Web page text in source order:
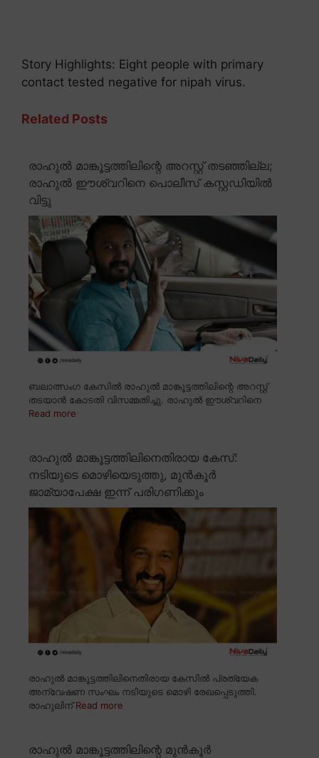
Story Highlights: Eight people with primary
contact tested negative for nipah virus.
Related Posts
രാഹുൽ മാങ്കൂട്ടത്തിലിന്റെ അറസ്റ്റ് തടഞ്ഞില്ല;
രാഹുൽ ഈശ്വറിനെ പൊലീസ് കസ്റ്റഡിയിൽ
വിട്ടു
ബലാത്സംഗ കേസിൽ രാഹുൽ മാങ്കൂട്ടത്തിലിന്റെ അറസ്റ്റ്
തടയാൻ കോടതി വിസമ്മതിച്ചു. രാഹുൽ ഈശ്വറിനെ
Read more
രാഹുൽ മാങ്കൂട്ടത്തിലിനെതിരായ കേസ്:
നടിയുടെ മൊഴിയെടുത്തു, മുൻകൂർ
ജാമ്യാപേക്ഷ ഇന്ന് പരിഗണിക്കും
രാഹുൽ മാങ്കൂട്ടത്തിലിനെതിരായ കേസിൽ പ്രത്യേക
അന്വേഷണ സംഘം നടിയുടെ മൊഴി രേഖപ്പെടുത്തി.
രാഹുലിന്Read more
രാഹുൽ മാങ്കൂട്ടത്തിലിന്റെ മുൻകൂർ